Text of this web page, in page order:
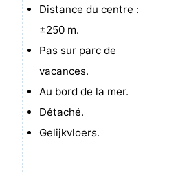
Distance du centre :
±250 m.
Pas sur parc de
vacances.
Au bord de la mer.
Détaché.
Gelijkvloers.